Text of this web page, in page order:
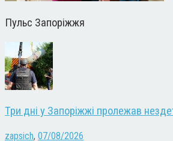
Пульс Запоріжжя
Три дні у Запоріжжі пролежав
zapsich, 07/08/2026